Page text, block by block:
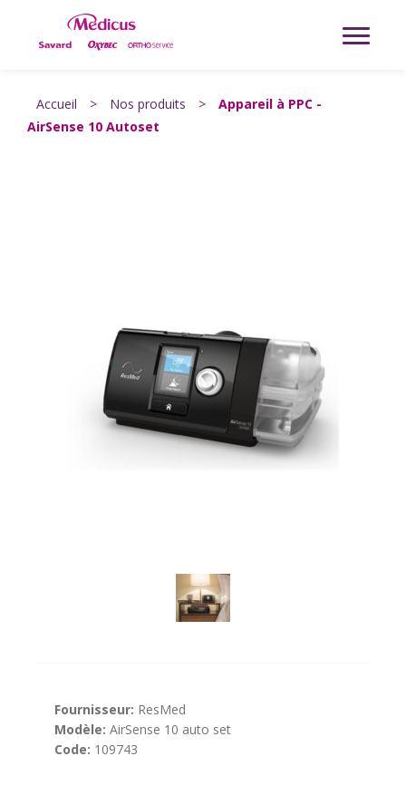
Accueil > Nos produits >
Appareil à PPC -
AirSense 10 Autoset
Fournisseur: ResMed
Modèle: AirSense 10 auto set
Code: 109743